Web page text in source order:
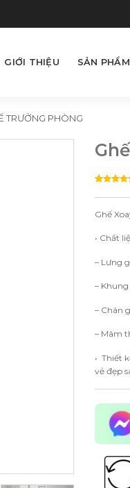
GIỚI THIỆU SẢN PHẨM
TRƯỞNG PHÒNG
out of 5
customer
Ghế
• Chất
– Lưng
–
– Chân
– Mâm
• Thiết
vẻ đẹp